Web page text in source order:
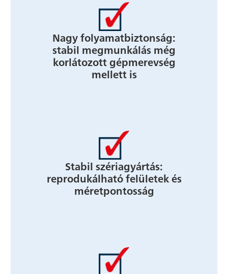
Nagy folyamatbiztonság:
stabil megmunkálás még
korlátozott gépmerevség
mellett is
Stabil szériagyártás:
reprodukálható felületek és
méretpontosság